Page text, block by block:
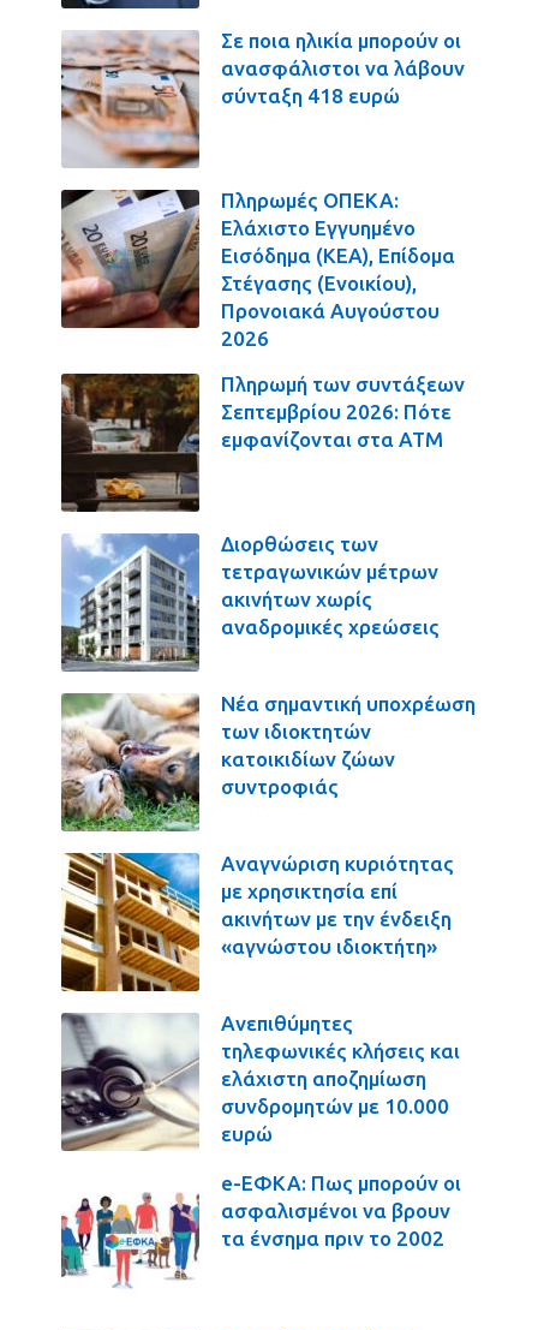
Σε ποια ηλικία μπορούν οι
ανασφάλιστοι να λάβουν
σύνταξη 418 ευρώ
Πληρωμές ΟΠΕΚΑ:
Ελάχιστο Εγγυημένο
Εισόδημα (ΚΕΑ), Επίδομα
Στέγασης (Ενοικίου),
Προνοιακά Αυγούστου
2026
Πληρωμή των συντάξεων
Σεπτεμβρίου 2026: Πότε
εμφανίζονται στα ΑΤΜ
Διορθώσεις των
τετραγωνικών μέτρων
ακινήτων χωρίς
αναδρομικές χρεώσεις
Νέα σημαντική υποχρέωση
των ιδιοκτητών
κατοικιδίων ζώων
συντροφιάς
Αναγνώριση κυριότητας
με χρησικτησία επί
ακινήτων με την ένδειξη
«αγνώστου ιδιοκτήτη»
Ανεπιθύμητες
τηλεφωνικές κλήσεις και
ελάχιστη αποζημίωση
συνδρομητών με 10.000
ευρώ
e-ΕΦΚΑ: Πως μπορούν οι
ασφαλισμένοι να βρουν
τα ένσημα πριν το 2002